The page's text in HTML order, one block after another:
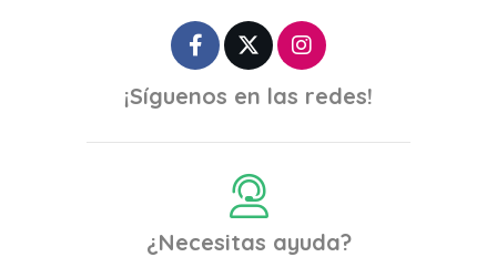
¡Síguenos en las redes!
¿Necesitas ayuda?